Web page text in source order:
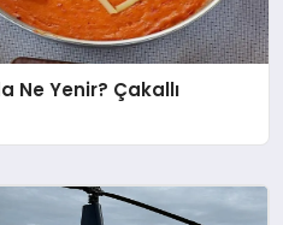
Ne Yenir? Çakallı